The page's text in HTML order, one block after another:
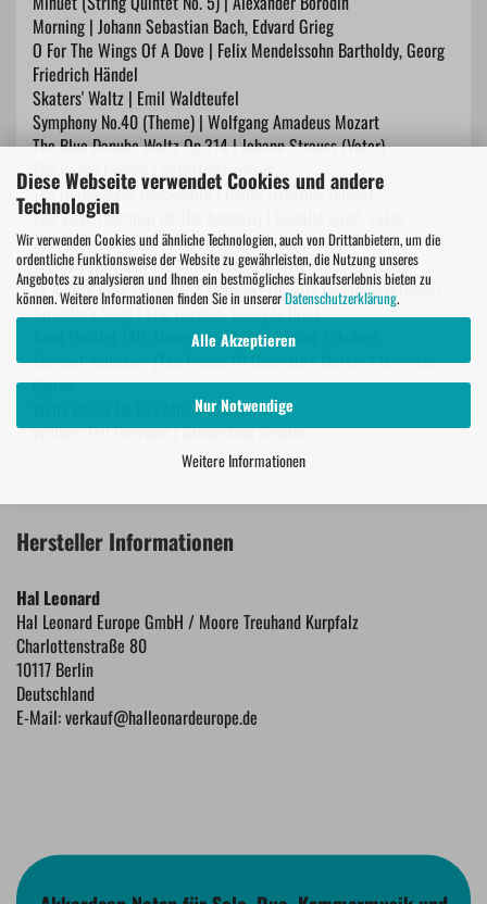
Diese Webseite verwendet Cookies und andere
Technologien
Wir verwenden Cookies und ähnliche Technologien, auch von Drittanbietern, um die
ordentliche Funktionsweise der Website zu gewährleisten, die Nutzung unseres
Angebotes zu analysieren und Ihnen ein bestmögliches Einkaufserlebnis bieten zu
können. Weitere Informationen finden Sie in unsererDatenschutzerklärung.
Alle Akzeptieren
Nur Notwendige
Weitere Informationen
Morning | Johann Sebastian Bach, Edvard Grieg
O For The Wings Of A Dove | Felix Mendelssohn Bartholdy, Georg
Friedrich Händel
Skaters' Waltz | Emil Waldteufel
Symphony No.40 (Theme) | Wolfgang Amadeus Mozart
The Blue Danube Waltz Op.314 | Johann Strauss (Vater)
The Happy Farmer | Robert Schumann
The Harmonious Blacksmith | Georg Friedrich Händel
The Swan (Carnival Of The Animals) | Camille Saint-Saëns
Theme (Swan Lake) | Peter Iljitsch Tschaikowsky
Theme (Symphony No.94 In G 'The Surprise') | Joseph Haydn
To A Wild Rose (Woodland Sketches Op.51) | Edward MacDowell
Toreador's Song | Eric Carmen, Georges Bizet
Trout Quintet (4th Movement Theme) | Franz Schubert
Trumpet Voluntary (The Prince Of Denmark's March) | Jeremiah
Clarke
Waltz Op.39 No.15 | Johannes Brahms
William Tell Overture | Gioacchino Rossini
Hersteller Informationen
Hal Leonard
Hal Leonard Europe GmbH / Moore Treuhand Kurpfalz
Charlottenstraße 80
10117 Berlin
Deutschland
E-Mail: verkauf@halleonardeurope.de